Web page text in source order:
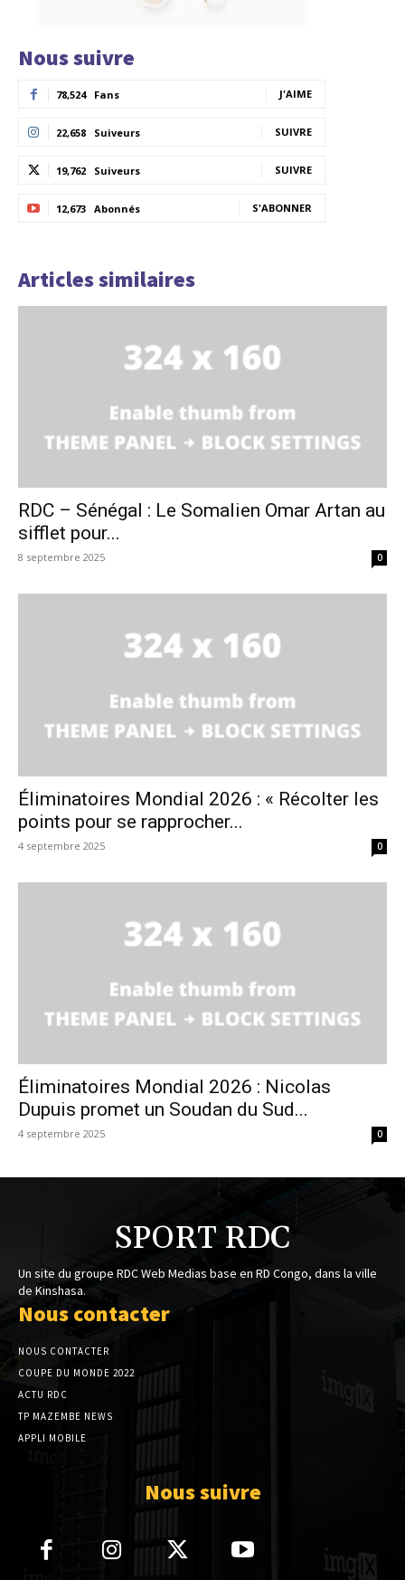
Nous suivre
78,524 Fans J'AIME
22,658 Suiveurs SUIVRE
19,762 Suiveurs SUIVRE
12,673 Abonnés S'ABONNER
Articles similaires
RDC – Sénégal : Le Somalien Omar Artan au
sifflet pour...
8 septembre 2025 0
Éliminatoires Mondial 2026 : « Récolter les
points pour se rapprocher...
4 septembre 2025 0
Éliminatoires Mondial 2026 : Nicolas
Dupuis promet un Soudan du Sud...
4 septembre 2025 0
SPORT RDC
Un site du groupe RDC Web Medias base en RD Congo, dans la ville
de Kinshasa.
Nous contacter
NOUS CONTACTER
COUPE DU MONDE 2022
ACTU RDC
TP MAZEMBE NEWS
APPLI MOBILE
Nous suivre